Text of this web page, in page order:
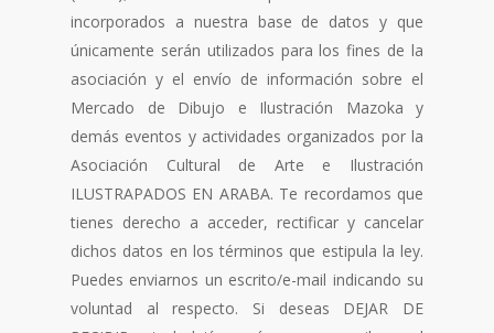
incorporados a nuestra base de datos y que
únicamente serán utilizados para los fines de la
asociación y el envío de información sobre el
Mercado de Dibujo e Ilustración Mazoka y
demás eventos y actividades organizados por la
Asociación Cultural de Arte e Ilustración
ILUSTRAPADOS EN ARABA. Te recordamos que
tienes derecho a acceder, rectificar y cancelar
dichos datos en los términos que estipula la ley.
Puedes enviarnos un escrito/e-mail indicando su
voluntad al respecto. Si deseas DEJAR DE